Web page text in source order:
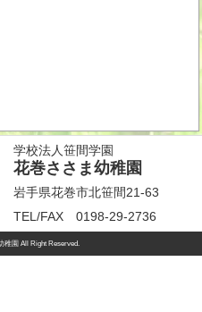
学校法人笹間学園
花巻ささま幼稚園
岩手県花巻市北笹間21-63
TEL/FAX 0198-29-2736
稚園 All Right Reserved.